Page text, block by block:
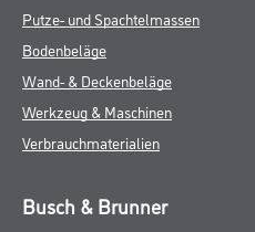
Putze- und Spachtelmassen
Bodenbeläge
Wand- & Deckenbeläge
Werkzeug & Maschinen
Verbrauchmaterialien
Busch & Brunner